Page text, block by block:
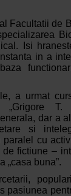
Facultatii de
Isi
in a
a urmat
„Grigore
dar a
si
cu
fictiune –
„casa buna”.
pasiunea